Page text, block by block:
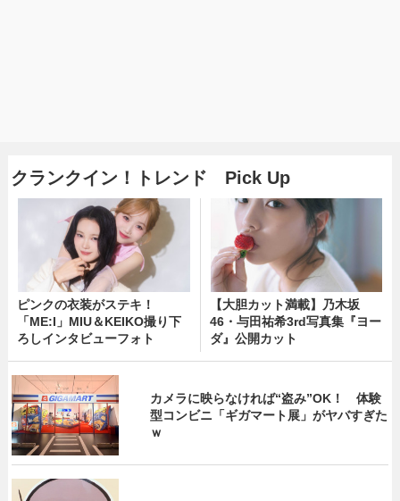
クランクイン！トレンド Pick Up
ピンクの衣装がステキ！
「ME:I」MIU＆KEIKO撮り下
ろしインタビューフォト
【大胆カット満載】乃木坂
46・与田祐希3rd写真集『ヨー
ダ』公開カット
カメラに映らなければ“盗み”OK！ 体験
型コンビニ「ギガマート展」がヤバすぎた
ｗ